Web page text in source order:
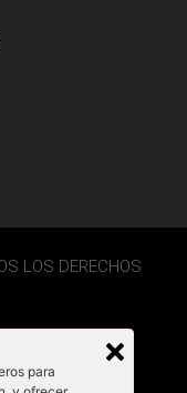
para
LOS DERECHOS